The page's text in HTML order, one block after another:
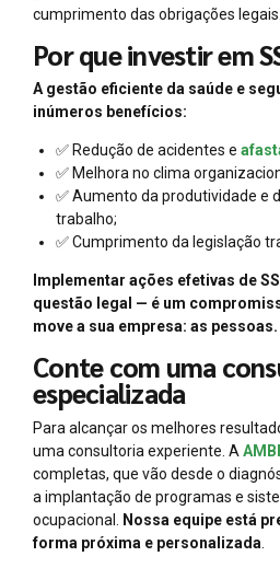
cumprimento das obrigações legais.
Por que investir em
A gestão eficiente da saúde e
inúmeros benefícios:
✅ Redução de acidentes e
✅ Melhora no clima
✅ Aumento da produtividade e
trabalho;
✅ Cumprimento da legislação
Implementar ações efetivas de
questão legal — é um
move a sua empresa: as pessoas.
Conte com uma
especializada
Para alcançar os melhores
uma consultoria experiente. A
completas, que vão desde o
a implantação de programas e
ocupacional. Nossa equipe está
forma próxima e personalizada.